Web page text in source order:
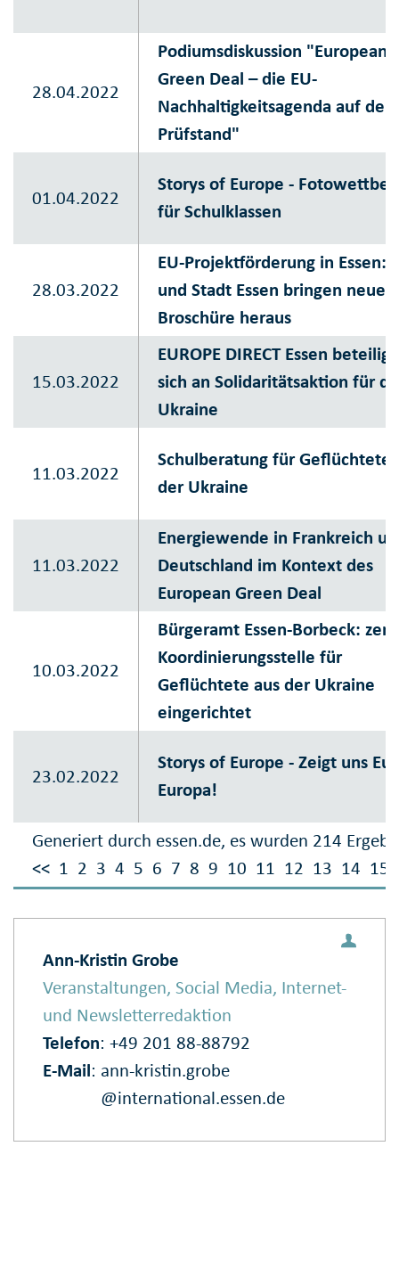
Generiert durch essen.de, es wurden 214
<< 1 2 3 4 5 6 7 8 9 10 11 12 13 14 15
28.04.2022
Podiumsdiskussion "European
Green Deal – die EU-
Nachhaltigkeitsagenda auf dem
Prüfstand"
01.04.2022
Storys of Europe -
für Schulklassen
28.03.2022
EU-Projektförderung in Essen:
und Stadt Essen bringen neue
Broschüre heraus
15.03.2022
EUROPE DIRECT Essen beteiligt
sich an Solidaritätsaktion für
Ukraine
11.03.2022
Schulberatung für Geflüchtete
der Ukraine
11.03.2022
Energiewende in Frankreich
Deutschland im Kontext des
European Green Deal
10.03.2022
Bürgeramt Essen-Borbeck:
Koordinierungsstelle für
Geflüchtete aus der Ukraine
eingerichtet
23.02.2022
Storys of Europe - Zeigt uns
Europa!
Ann-Kristin Grobe
Veranstaltungen, Social Media, Internet-
und Newsletterredaktion
Telefon: +49 201 88-88792
E‑Mail: ann-kristin.grobe
@international.essen.de